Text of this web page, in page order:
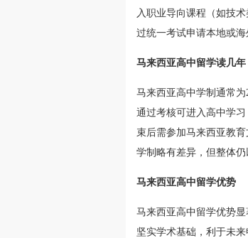
入职业导向课程（如技
过统一考试申请本地或海
马来西亚高中留学读几年
马来西亚高中学制通常
通过考核可进入高中学
束后需参加马来西亚教
学制略有差异，但整体仍
马来西亚高中留学优势
马来西亚高中留学优势
坚实学术基础，利于未